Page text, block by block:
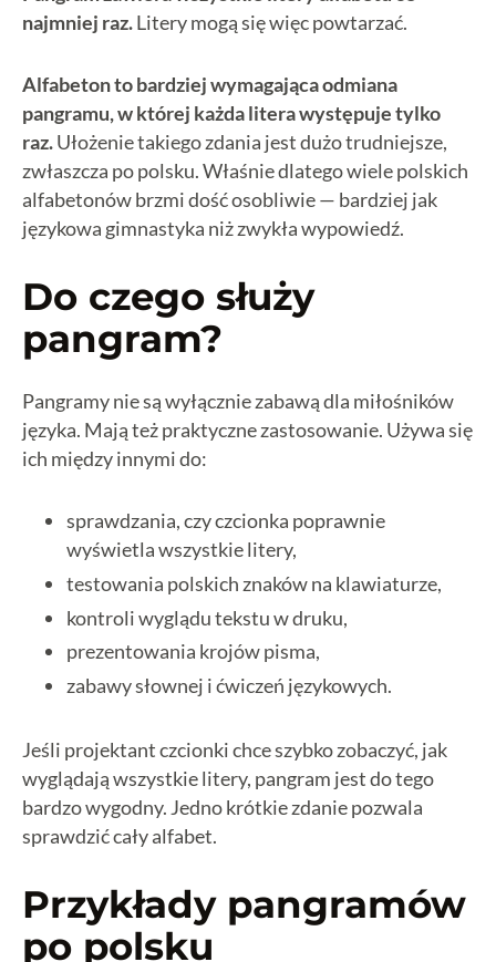
najmniej raz.Litery mogą się więc powtarzać.
Alfabeton to bardziej wymagająca odmiana
pangramu, w której każda litera występuje tylko
raz.Ułożenie takiego zdania jest dużo trudniejsze,
zwłaszcza po polsku. Właśnie dlatego wiele polskich
alfabetonów brzmi dość osobliwie — bardziej jak
językowa gimnastyka niż zwykła wypowiedź.
Do czego służy
pangram?
Pangramy nie są wyłącznie zabawą dla miłośników
języka. Mają też praktyczne zastosowanie. Używa się
ich między innymi do:
sprawdzania, czy czcionka poprawnie
wyświetla wszystkie litery,
testowania polskich znaków na klawiaturze,
kontroli wyglądu tekstu w druku,
prezentowania krojów pisma,
zabawy słownej i ćwiczeń językowych.
Jeśli projektant czcionki chce szybko zobaczyć, jak
wyglądają wszystkie litery, pangram jest do tego
bardzo wygodny. Jedno krótkie zdanie pozwala
sprawdzić cały alfabet.
Przykłady pangramów
po polsku